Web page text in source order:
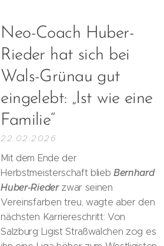
Neo-Coach Huber-
Rieder hat sich bei
Wals-Grünau gut
eingelebt: „Ist wie eine
Familie“
22.02.2026
Mit dem Ende der
Herbstmeisterschaft bliebBernhard
Huber-Riederzwar seinen
Vereinsfarben treu, wagte aber den
nächsten Karriereschritt: Von
Salzburg Ligist Straßwalchen zog es